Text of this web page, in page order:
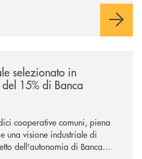
finalizzazione dell’operazione.
selezionato in
15% di Banca
cooperative comuni, piena
una visione industriale di
dell'autonomia di Banca